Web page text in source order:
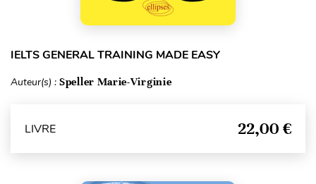
IELTS GENERAL TRAINING MADE EASY
Auteur(s) : Speller Marie-Virginie
LIVRE 22,00 €